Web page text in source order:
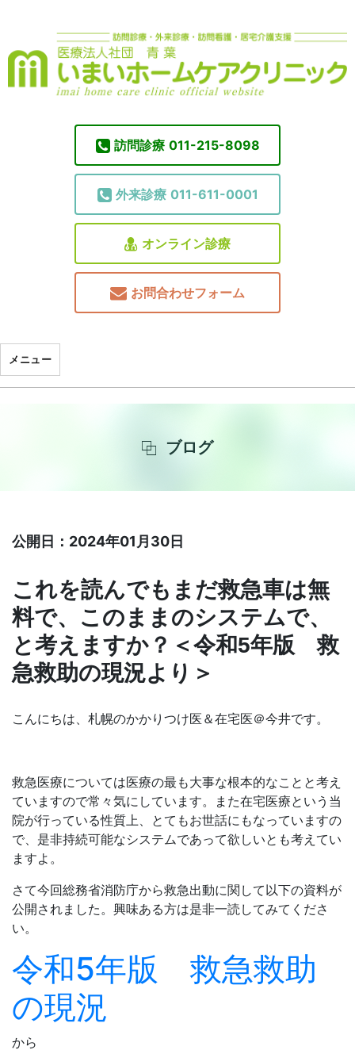
訪問診療 011-215-8098
外来診療 011-611-0001
オンライン診療
お問合わせフォーム
メニュー
ブログ
公開日：2024年01月30日
これを読んでもまだ救急車は無
料で、このままのシステムで、
と考えますか？＜令和5年版 救
急救助の現況より＞
こんにちは、札幌のかかりつけ医＆在宅医＠今井です。
救急医療については医療の最も大事な根本的なことと考え
ていますので常々気にしています。また在宅医療という当
院が行っている性質上、とてもお世話にもなっていますの
で、是非持続可能なシステムであって欲しいとも考えてい
ますよ。
さて今回総務省消防庁から救急出動に関して以下の資料が
公開されました。興味ある方は是非一読してみてくださ
い。
令和5年版 救急救助
の現況
から